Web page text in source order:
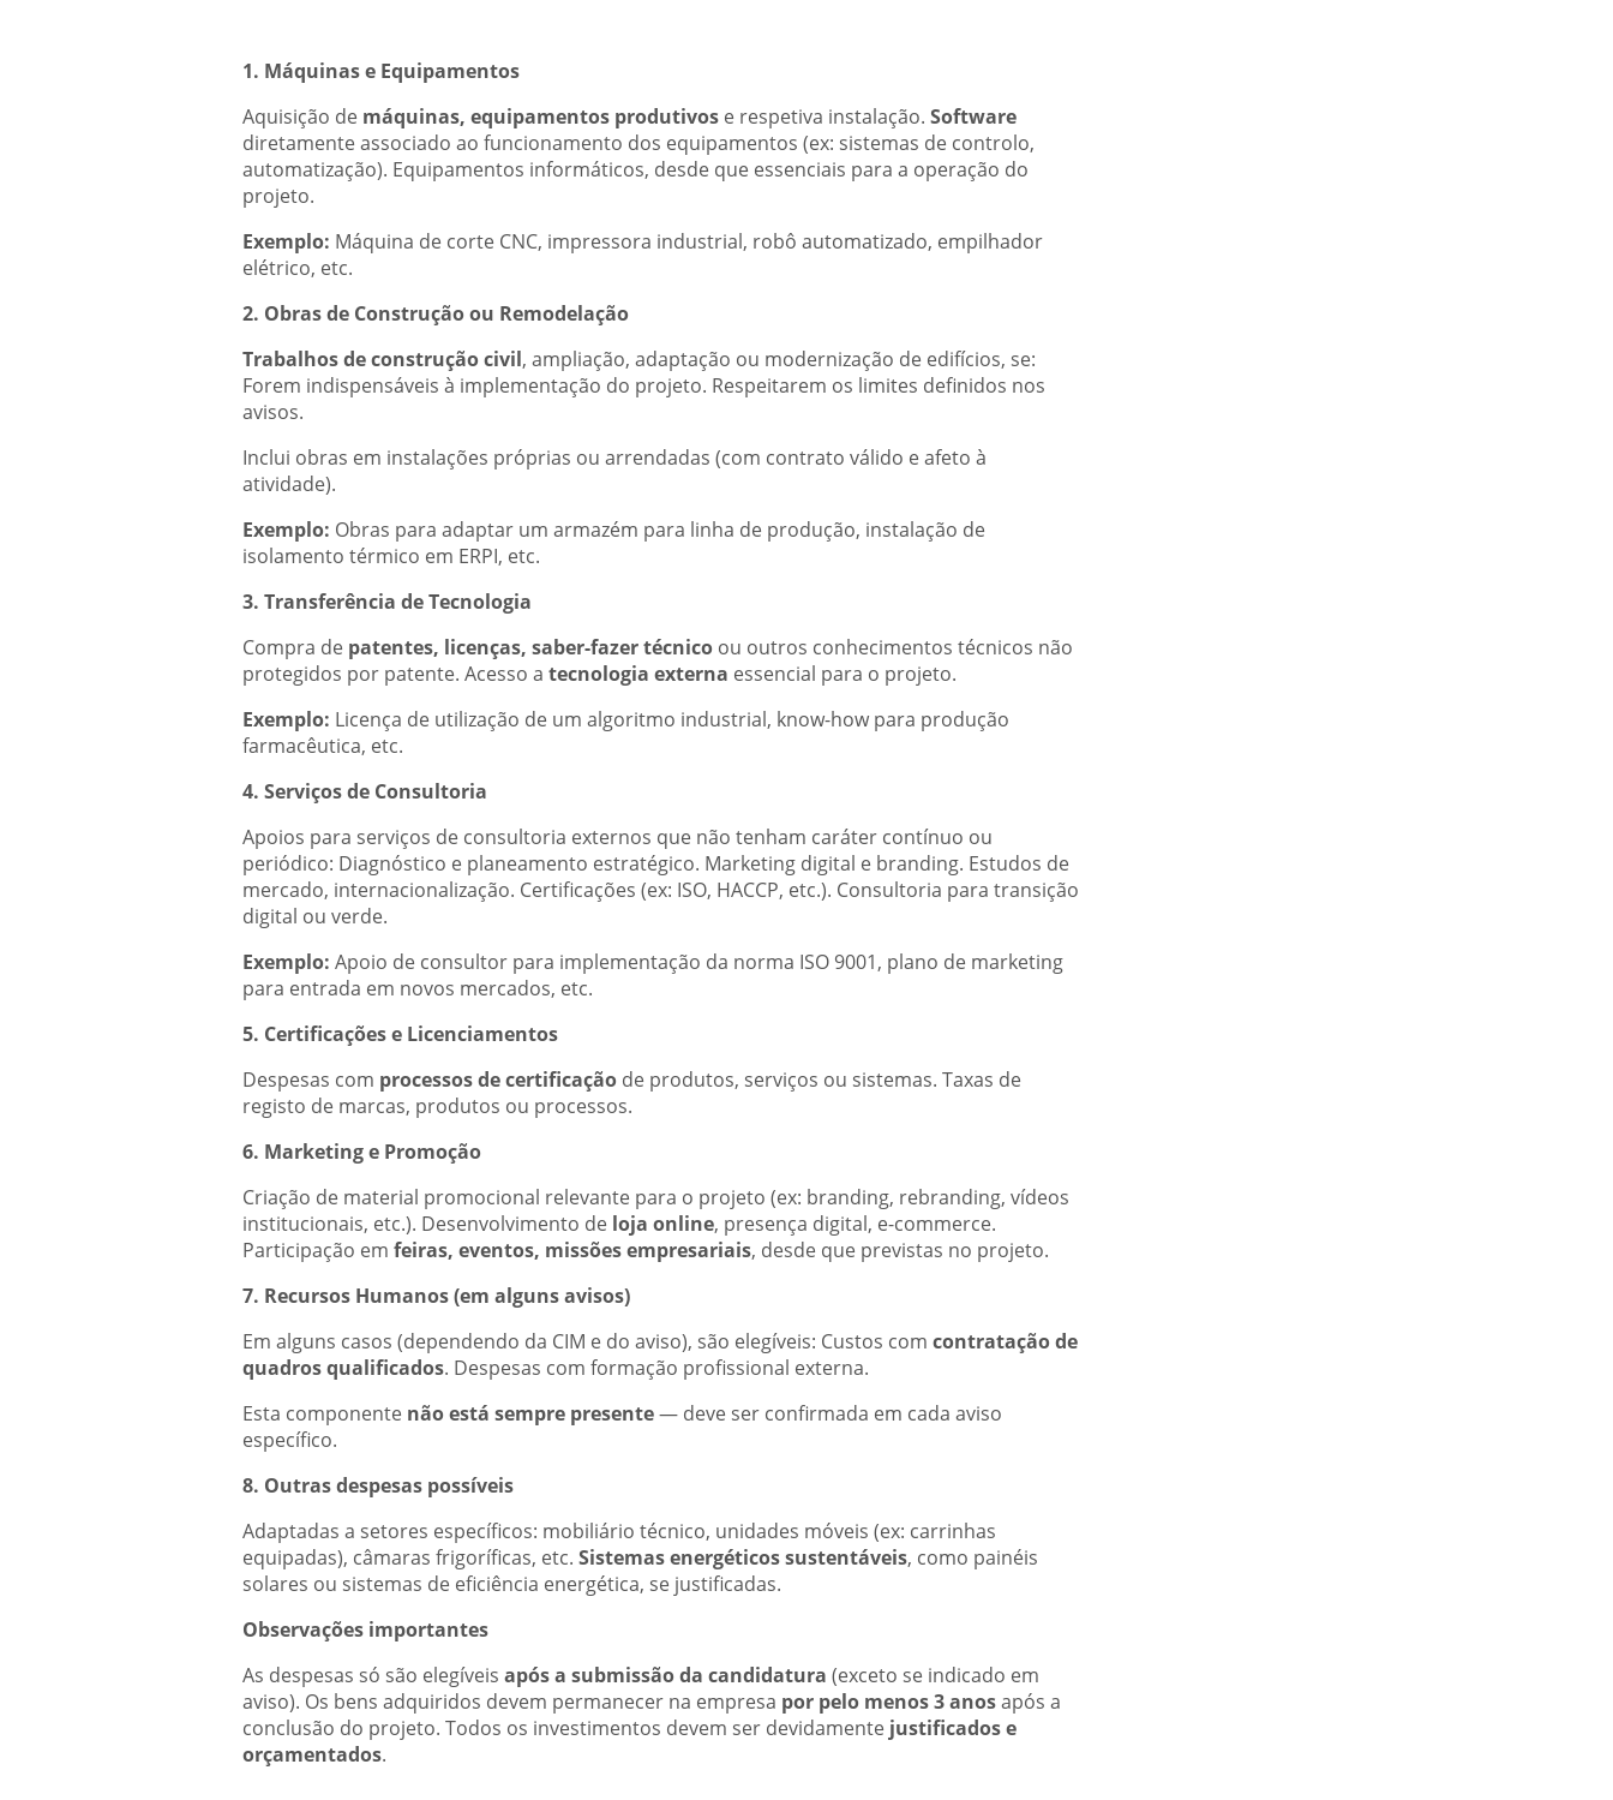
1. Máquinas e Equipamentos
Aquisição de máquinas, equipamentos produtivos e respetiva instalação. Software
diretamente associado ao funcionamento dos equipamentos (ex: sistemas de controlo,
automatização). Equipamentos informáticos, desde que essenciais para a operação do
projeto.
Exemplo: Máquina de corte CNC, impressora industrial, robô automatizado, empilhador
elétrico, etc.
2. Obras de Construção ou Remodelação
Trabalhos de construção civil, ampliação, adaptação ou modernização de edifícios, se:
Forem indispensáveis à implementação do projeto. Respeitarem os limites definidos nos
avisos.
Inclui obras em instalações próprias ou arrendadas (com contrato válido e afeto à
atividade).
Exemplo: Obras para adaptar um armazém para linha de produção, instalação de
isolamento térmico em ERPI, etc.
3. Transferência de Tecnologia
Compra de patentes, licenças, saber-fazer técnico ou outros conhecimentos técnicos não
protegidos por patente. Acesso a tecnologia externa essencial para o projeto.
Exemplo: Licença de utilização de um algoritmo industrial, know-how para produção
farmacêutica, etc.
4. Serviços de Consultoria
Apoios para serviços de consultoria externos que não tenham caráter contínuo ou
periódico: Diagnóstico e planeamento estratégico. Marketing digital e branding. Estudos de
mercado, internacionalização. Certificações (ex: ISO, HACCP, etc.). Consultoria para transição
digital ou verde.
Exemplo: Apoio de consultor para implementação da norma ISO 9001, plano de marketing
para entrada em novos mercados, etc.
5. Certificações e Licenciamentos
Despesas com processos de certificação de produtos, serviços ou sistemas. Taxas de
registo de marcas, produtos ou processos.
6. Marketing e Promoção
Criação de material promocional relevante para o projeto (ex: branding, rebranding, vídeos
institucionais, etc.). Desenvolvimento de loja online, presença digital, e-commerce.
Participação em feiras, eventos, missões empresariais, desde que previstas no projeto.
7. Recursos Humanos (em alguns avisos)
Em alguns casos (dependendo da CIM e do aviso), são elegíveis: Custos com contratação de
quadros qualificados. Despesas com formação profissional externa.
Esta componente não está sempre presente— deve ser confirmada em cada aviso
específico.
8. Outras despesas possíveis
Adaptadas a setores específicos: mobiliário técnico, unidades móveis (ex: carrinhas
equipadas), câmaras frigoríficas, etc. Sistemas energéticos sustentáveis, como painéis
solares ou sistemas de eficiência energética, se justificadas.
Observações importantes
As despesas só são elegíveis após a submissão da candidatura (exceto se indicado em
aviso). Os bens adquiridos devem permanecer na empresa por pelo menos 3 anosapós a
conclusão do projeto. Todos os investimentos devem ser devidamente justificados e
orçamentados.